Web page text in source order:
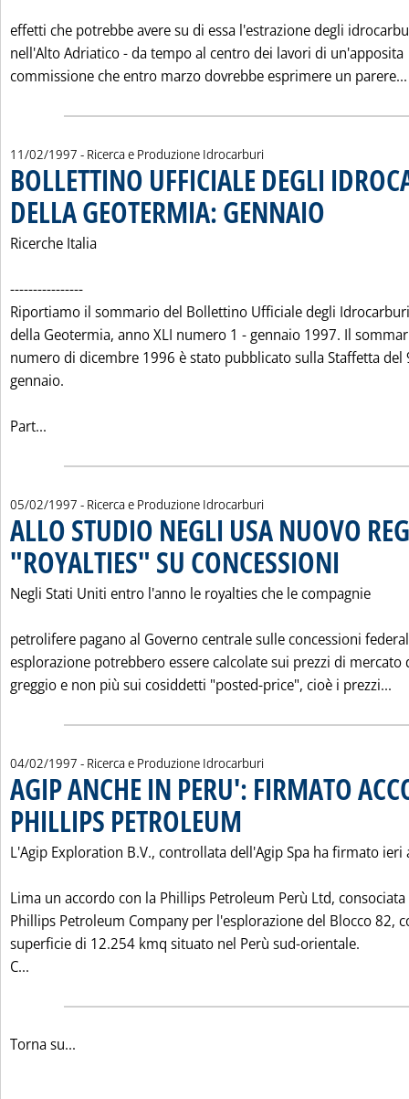
effetti che potrebbe avere su di essa l'estrazione degli
nell'Alto Adriatico - da tempo al centro dei lavori di un'apposita
commissione che entro marzo dovrebbe esprimere un parere...
11/02/1997 - Ricerca e Produzione Idrocarburi
BOLLETTINO UFFICIALE DEGLI
DELLA GEOTERMIA: GENNAIO
Ricerche Italia
----------------
Riportiamo il sommario del Bollettino Ufficiale degli
della Geotermia, anno XLI numero 1 - gennaio 1997. Il
numero di dicembre 1996 è stato pubblicato sulla Staffetta del
gennaio.
Part...
05/02/1997 - Ricerca e Produzione Idrocarburi
ALLO STUDIO NEGLI USA NUOVO
"ROYALTIES" SU CONCESSIONI
Negli Stati Uniti entro l'anno le royalties che le compagnie
petrolifere pagano al Governo centrale sulle concessioni
esplorazione potrebbero essere calcolate sui prezzi di mercato
greggio e non più sui cosiddetti "posted-price", cioè i prezzi...
04/02/1997 - Ricerca e Produzione Idrocarburi
AGIP ANCHE IN PERU': FIRMATO
PHILLIPS PETROLEUM
L'Agip Exploration B.V., controllata dell'Agip Spa ha firmato ieri
Lima un accordo con la Phillips Petroleum Perù Ltd,
Phillips Petroleum Company per l'esplorazione del Blocco 82,
superficie di 12.254 kmq situato nel Perù sud-orientale.
C...
Torna su...